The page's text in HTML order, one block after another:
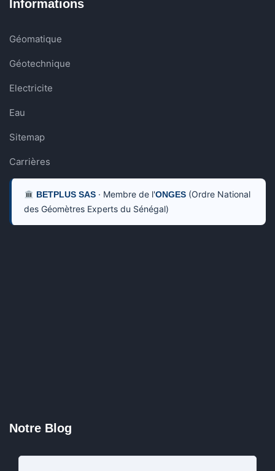
Informations
Géomatique
Géotechnique
Electricite
Eau
Sitemap
Carrières
BETPLUS SAS· Membre de l'ONGES(Ordre National
des Géomètres Experts du Sénégal)
Notre Blog
Lire la suite